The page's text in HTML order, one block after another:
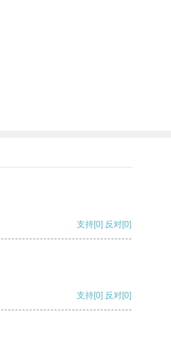
支持[0] 反对[0]
支持[0] 反对[0]